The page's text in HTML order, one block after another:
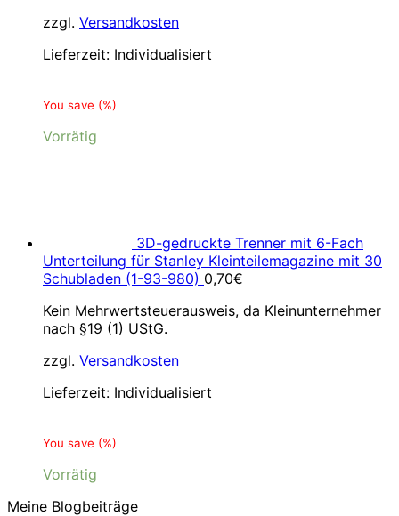
zzgl. Versandkosten
Lieferzeit: Individualisiert
You save (%)
Vorrätig
3D-gedruckte Trenner mit 6-Fach
Unterteilung für Stanley Kleinteilemagazine mit 30
Schubladen (1-93-980) 0,70€
Kein Mehrwertsteuerausweis, da Kleinunternehmer
nach §19 (1) UStG.
zzgl. Versandkosten
Lieferzeit: Individualisiert
You save (%)
Vorrätig
Meine Blogbeiträge